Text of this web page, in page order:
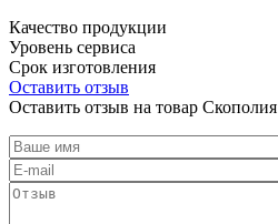
Качество продукции
Уровень сервиса
Срок изготовления
Оставить отзыв
Оставить отзыв на товар Скополия